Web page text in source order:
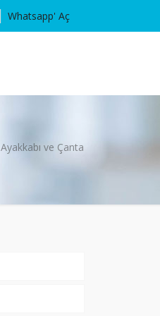
Whatsapp' Aç
Ayakkabı ve Çanta